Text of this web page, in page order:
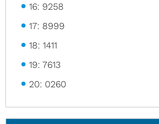
16: 9258
17: 8999
18: 1411
19: 7613
20: 0260